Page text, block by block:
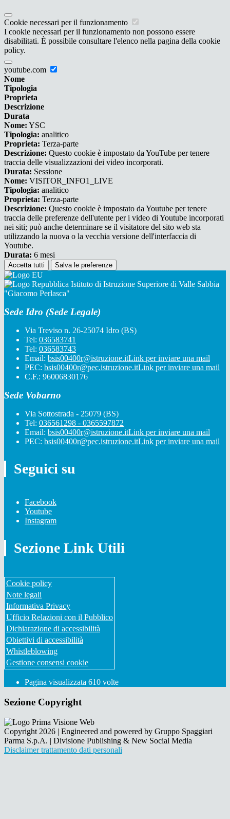
Cookie necessari per il funzionamento
I cookie necessari per il funzionamento non possono essere
disabilitati. È possibile consultare l'elenco nella pagina della cookie
policy.
youtube.com
Nome
Tipologia
Proprieta
Descrizione
Durata
Nome: YSC
Tipologia: analitico
Proprieta: Terza-parte
Descrizione: Questo cookie è impostato da YouTube per tenere
traccia delle visualizzazioni dei video incorporati.
Durata: Sessione
Nome: VISITOR_INFO1_LIVE
Tipologia: analitico
Proprieta: Terza-parte
Descrizione: Questo cookie è impostato da Youtube per tenere
traccia delle preferenze dell'utente per i video di Youtube incorporati
nei siti; può anche determinare se il visitatore del sito web sta
utilizzando la nuova o la vecchia versione dell'interfaccia di
Youtube.
Durata: 6 mesi
Accetta tutti Salva le preferenze
Istituto di Istruzione Superiore di Valle Sabbia
"Giacomo Perlasca"
Sede Idro (Sede Legale)
Via Treviso n. 26-25074 Idro (BS)
Tel: 036583741
Tel: 036583743
Email: bsis00400r@istruzione.itLink per inviare una mail
PEC: bsis00400r@pec.istruzione.itLink per inviare una mail
C.F.: 96006830176
Sede Vobarno
Via Sottostrada - 25079 (BS)
Tel: 036561298 - 0365597872
Email: bsis00400r@istruzione.itLink per inviare una mail
PEC: bsis00400r@pec.istruzione.itLink per inviare una mail
Seguici su
Facebook
Youtube
Instagram
Sezione Link Utili
Cookie policy
Note legali
Informativa Privacy
Ufficio Relazioni con il Pubblico
Dichiarazione di accessibilità
Obiettivi di accessibilità
Whistleblowing
Gestione consensi cookie
Pagina visualizzata 610 volte
Sezione Copyright
Copyright 2026 | Engineered and powered by Gruppo Spaggiari
Parma S.p.A. | Divisione Publishing & New Social Media
Disclaimer trattamento dati personali